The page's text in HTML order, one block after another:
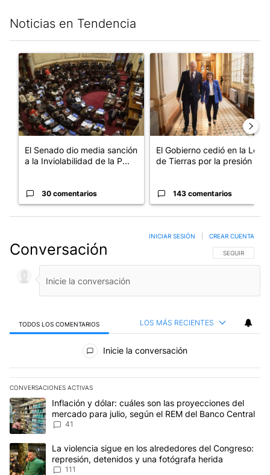
Noticias en Tendencia
Un artículo de tendencia con el título "El Senado dio media
El Senado dio media sanción
a la Inviolabilidad de la P...
30 comentarios
Un artículo de tendencia
El Gobierno cedió en la Ley
de Tierras por la presión d...
143 comentarios
Conversación SIGA ESTA
SEGUIR
INICIAR SESIÓN CREAR CUENTA
TODOS LOS COMENTARIOS LOS MÁS RECIENTES
Todos los comentarios
Inicie la conversación
CONVERSACIONES ACTIVAS
Este listado muestra los artículos con más comentarios en los
Un artículo de tendencia con el título "Inflación y dólar: cuáles
Inflación y dólar: cuáles son las proyecciones del
mercado para julio, según el REM del Banco Central
41
Un artículo de tendencia con el título "La violencia sigue en los
La violencia sigue en los alrededores del Congreso:
represión, detenidos y una fotógrafa herida
111